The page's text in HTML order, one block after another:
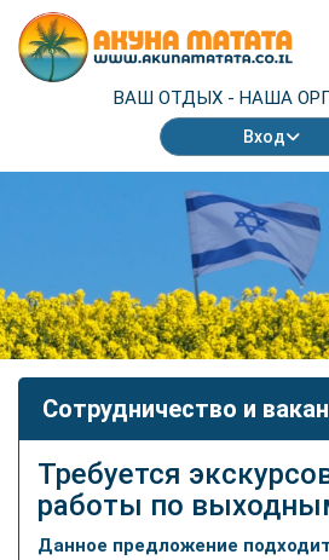
ВАШ ОТДЫХ - НАША
Вход
Сотрудничество и
Требуется
работы по
Данное предложение